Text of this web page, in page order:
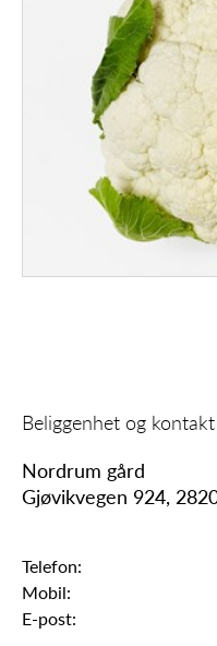
Beliggenhet og kontakt
Nordrum gård
Gjøvikvegen 924,
Telefon:
Mobil:
E-post: